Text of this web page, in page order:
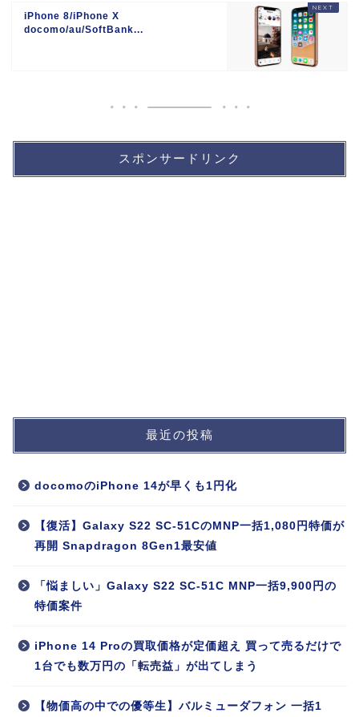
iPhone 8/iPhone X
docomo/au/SoftBank...
スポンサードリンク
最近の投稿
docomoのiPhone 14が早くも1円化
【復活】Galaxy S22 SC-51CのMNP一括1,080円特価が
再開 Snapdragon 8Gen1最安値
「悩ましい」Galaxy S22 SC-51C MNP一括9,900円の
特価案件
iPhone 14 Proの買取価格が定価超え 買って売るだけで
1台でも数万円の「転売益」が出てしまう
【物価高の中での優等生】バルミューダフォン 一括1